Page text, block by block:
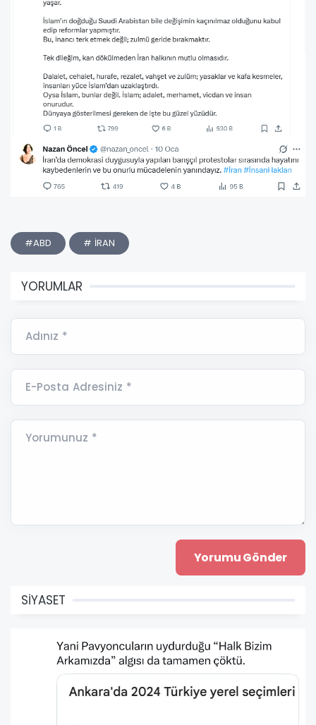
#ABD # İRAN
YORUMLAR
Adınız *
E-Posta Adresiniz *
Yorumunuz *
SİYASET